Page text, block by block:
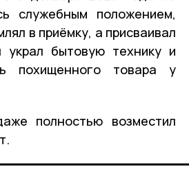
служебным положением,
в приёмку, а присваивал
бытовую технику и
похищенного товара у
полностью возместил